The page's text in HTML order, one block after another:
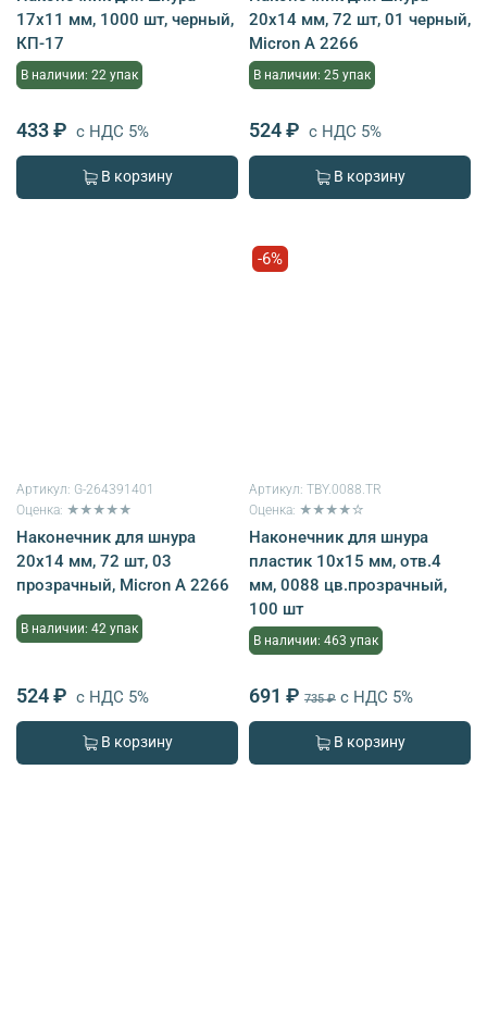
17х11 мм, 1000 шт, черный,
КП-17
В наличии: 22 упак
433 ₽ с НДС 5%
В корзину
20х14 мм, 72 шт, 01 черный,
Micron A 2266
В наличии: 25 упак
524 ₽ с НДС 5%
В корзину
Артикул: G-264391401
Оценка: ★★★★★
Наконечник для шнура
20х14 мм, 72 шт, 03
прозрачный, Micron A 2266
В наличии: 42 упак
524 ₽ с НДС 5%
В корзину
-6%
Артикул: TBY.0088.TR
Оценка: ★★★★☆
Наконечник для шнура
пластик 10х15 мм, отв.4
мм, 0088 цв.прозрачный,
100 шт
В наличии: 463 упак
691 ₽ 735 ₽ с НДС 5%
В корзину